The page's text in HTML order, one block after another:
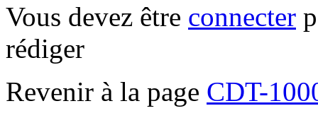
Vous devez être connecter
rédiger
Revenir à la page CDT-